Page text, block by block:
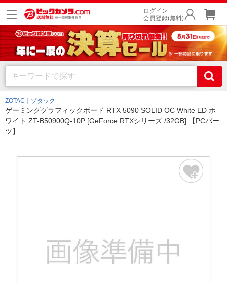
ログイン
会員登録(無料)
ZOTAC｜ゾタック
ゲーミンググラフィックボード RTX 5090 SOLID OC White ED ホ
ワイト ZT-B50900Q-10P [GeForce RTXシリーズ /32GB] 【PCパー
ツ】